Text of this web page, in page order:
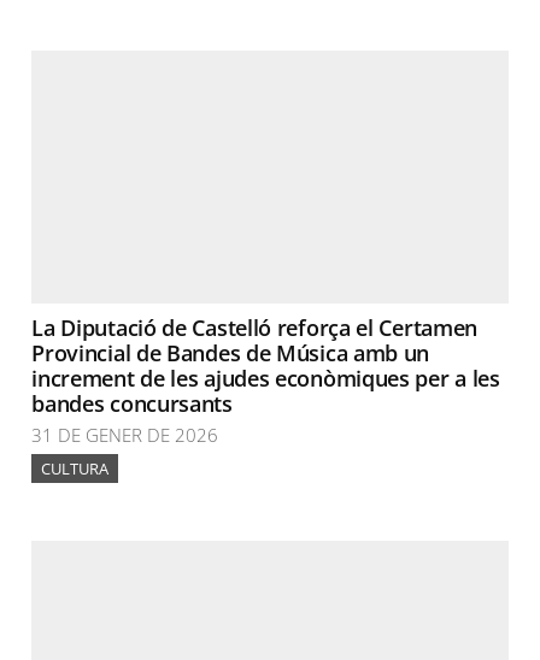
La Diputació de Castelló reforça el Certamen
Provincial de Bandes de Música amb un
increment de les ajudes econòmiques per a les
bandes concursants
31 DE GENER DE 2026
CULTURA